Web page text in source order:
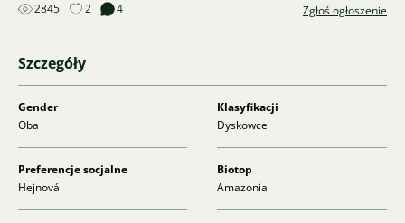
2845 2 4 Zgłoś ogłoszenie
Szczegóły
Gender
Oba
Klasyfikacji
Dyskowce
Preferencje socjalne
Hejnová
Biotop
Amazonia